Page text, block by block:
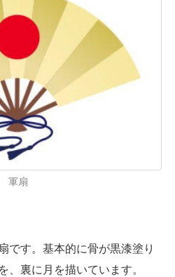
軍扇
です。基本的に骨が黒漆塗り
、裏に月を描いています。